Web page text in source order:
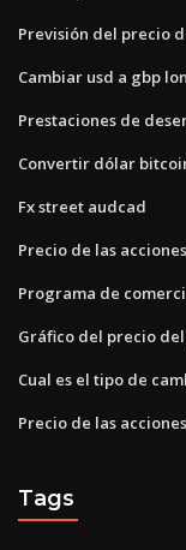
Previsión del precio
Cambiar usd a gbp
Prestaciones de
Convertir dólar
Fx street audcad
Precio de las
Programa de
Gráfico del precio
Cual es el tipo de
Precio de las
Tags